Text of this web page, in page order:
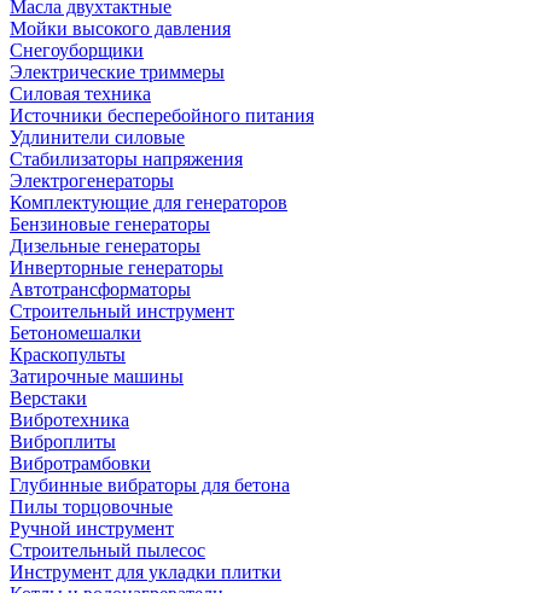
Масла двухтактные
Мойки высокого давления
Снегоуборщики
Электрические триммеры
Силовая техника
Источники бесперебойного питания
Удлинители силовые
Стабилизаторы напряжения
Электрогенераторы
Комплектующие для генераторов
Бензиновые генераторы
Дизельные генераторы
Инверторные генераторы
Автотрансформаторы
Строительный инструмент
Бетономешалки
Краскопульты
Затирочные машины
Верстаки
Вибротехника
Виброплиты
Вибротрамбовки
Глубинные вибраторы для бетона
Пилы торцовочные
Ручной инструмент
Строительный пылесос
Инструмент для укладки плитки